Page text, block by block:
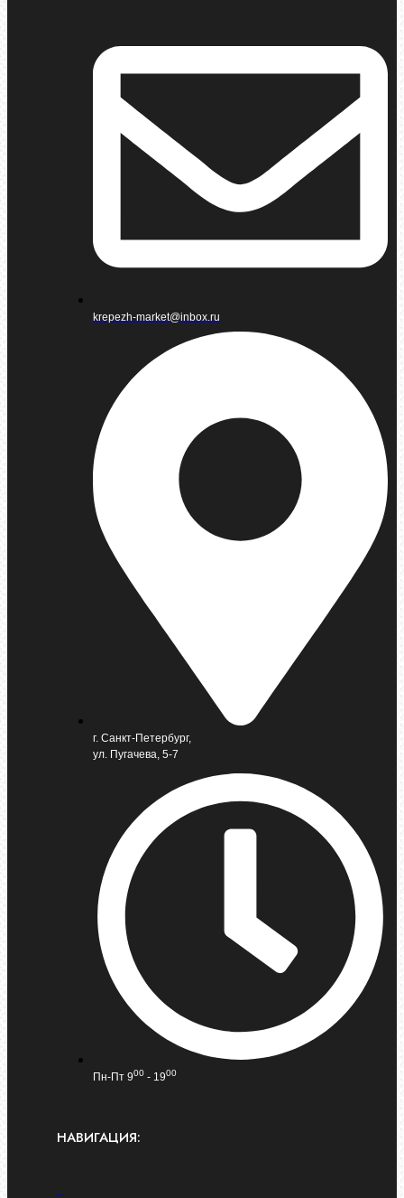
krepezh-market@inbox.ru
г. Санкт-Петербург,
ул. Пугачева, 5-7
Пн-Пт 900 - 1900
НАВИГАЦИЯ: